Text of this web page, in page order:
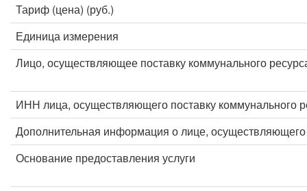
Тариф (цена) (руб.)
Единица измерения
Лицо, осуществляющее поставку коммунального
ИНН лица, осуществляющего поставку коммунального
Дополнительная информация о лице, осуществляющего
Основание предоставления услуги